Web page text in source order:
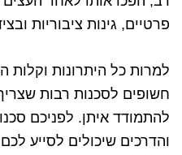
פרטיים, גינות ציבוריות
למרות כל היתרונות וקלות
חשופים לסכנות רבות
להתמודד איתן. לפניכם
והדרכים שיכולים לסייע